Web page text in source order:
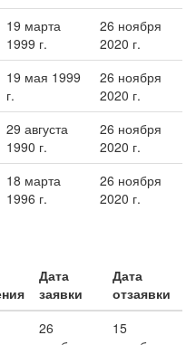
19 марта
1999 г.
26 ноября
2020 г.
19 мая 1999
г.
26 ноября
2020 г.
29 августа
1990 г.
26 ноября
2020 г.
18 марта
1996 г.
26 ноября
2020 г.
Дата
заявки
Дата
отзаявки
26
15